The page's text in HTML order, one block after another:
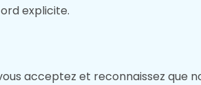
explicite.
acceptez et reconnaissez que